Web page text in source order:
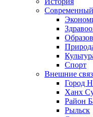
Спорт
Внешние
Город
Ханх
Район
Рыльск